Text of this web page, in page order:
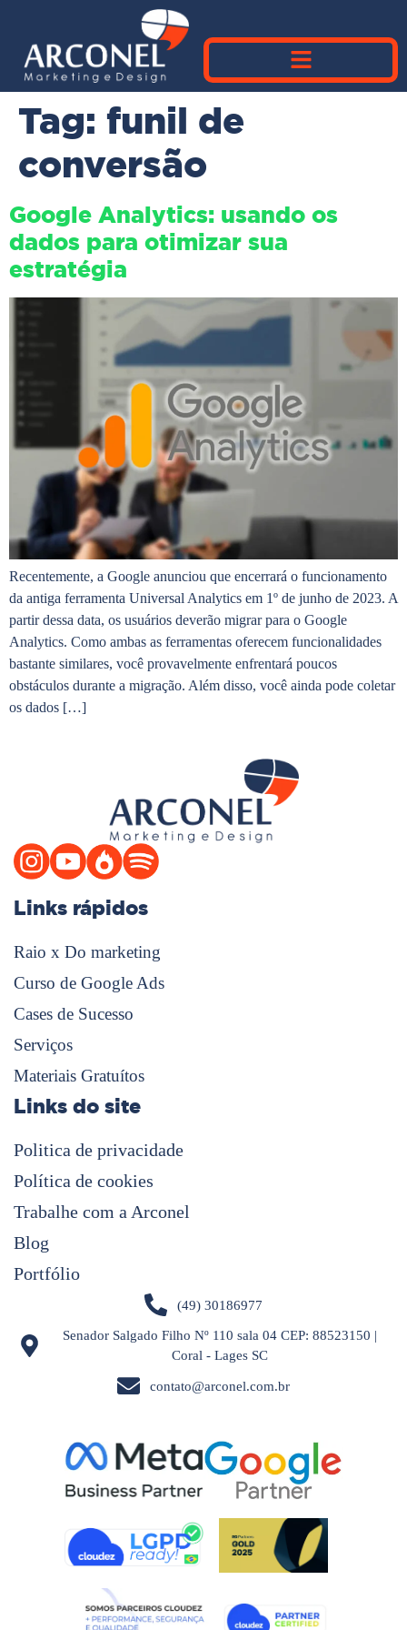
Tag: funil de
conversão
Google Analytics: usando os
dados para otimizar sua
estratégia
Recentemente, a Google anunciou que encerrará o funcionamento
da antiga ferramenta Universal Analytics em 1º de junho de 2023. A
partir dessa data, os usuários deverão migrar para o Google
Analytics. Como ambas as ferramentas oferecem funcionalidades
bastante similares, você provavelmente enfrentará poucos
obstáculos durante a migração. Além disso, você ainda pode coletar
os dados […]
Links rápidos
Raio x Do marketing
Curso de Google Ads
Cases de Sucesso
Serviços
Materiais Gratuítos
Links do site
Politica de privacidade
Política de cookies
Trabalhe com a Arconel
Blog
Portfólio
(49) 30186977
Senador Salgado Filho Nº 110 sala 04 CEP: 88523150 |
Coral - Lages SC
contato@arconel.com.br